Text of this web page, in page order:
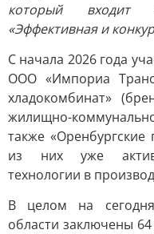
который входит
«Эффективная и
С начала 2026 года
ООО «Импориа
хладокомбинат»
жилищно-
также «Оренбургские
из них уже
технологии в
В целом на
области заключены